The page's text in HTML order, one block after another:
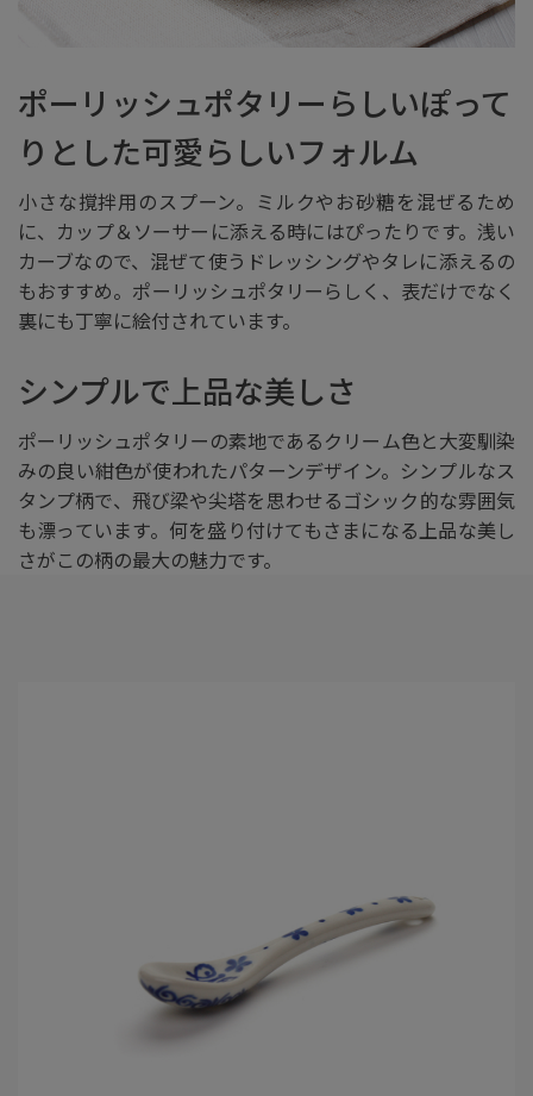
ポーリッシュポタリーらしいぽって
りとした可愛らしいフォルム
小さな撹拌用のスプーン。ミルクやお砂糖を混ぜるため
に、カップ＆ソーサーに添える時にはぴったりです。浅い
カーブなので、混ぜて使うドレッシングやタレに添えるの
もおすすめ。ポーリッシュポタリーらしく、表だけでなく
裏にも丁寧に絵付されています。
シンプルで上品な美しさ
ポーリッシュポタリーの素地であるクリーム色と大変馴染
みの良い紺色が使われたパターンデザイン。シンプルなス
タンプ柄で、飛び梁や尖塔を思わせるゴシック的な雰囲気
も漂っています。何を盛り付けてもさまになる上品な美し
さがこの柄の最大の魅力です。